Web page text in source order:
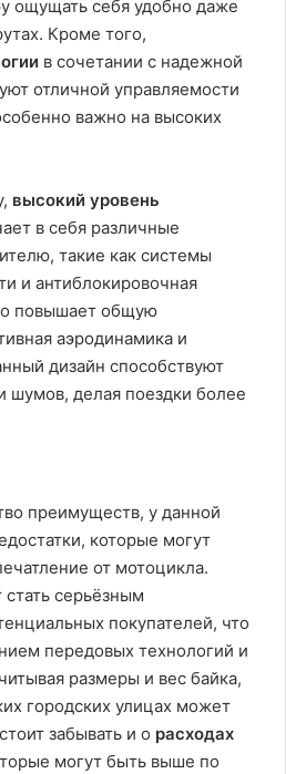
ощущать себя удобно даже
Кроме того,
в сочетании с надежной
отличной управляемости
важно на высоких
высокий уровень
в себя различные
такие как системы
и антиблокировочная
повышает общую
аэродинамика и
дизайн способствуют
делая поездки более
преимуществ, у данной
которые могут
от мотоцикла.
серьёзным
покупателей, что
передовых технологий и
размеры и вес байка,
городских улицах может
забывать и о расходах
могут быть выше по